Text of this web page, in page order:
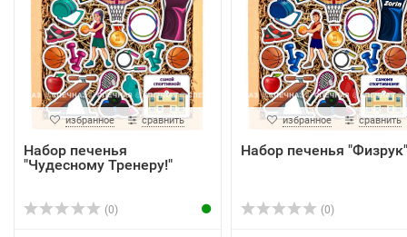
избранное сравнить
Набор печенья
"Чудесному Тренеру!"
(0)
избранное сравнить
Набор печенья "Физрук"
(0)